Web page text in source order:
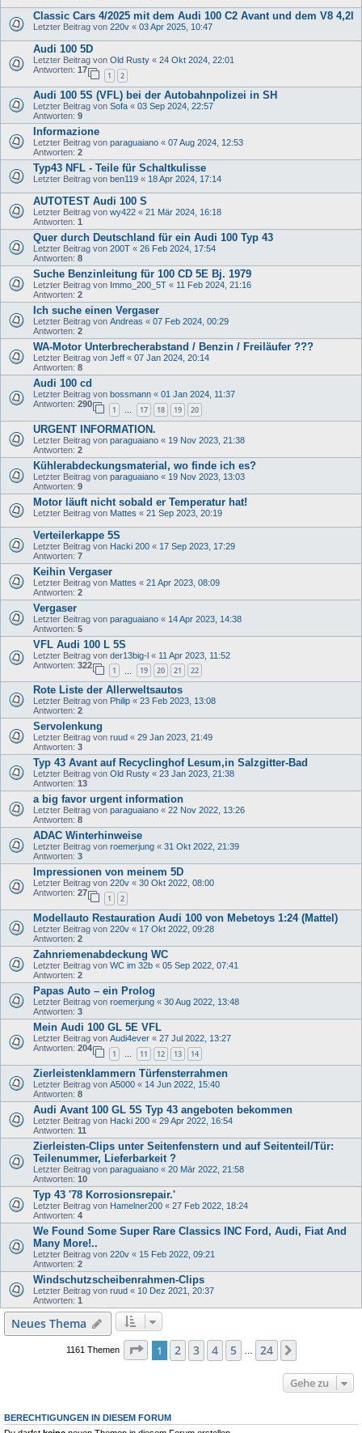
Classic Cars 4/2025 mit dem Audi 100 C2 Avant und dem V8 4,2l
Letzter Beitrag von 220v « 03 Apr 2025, 10:47
Audi 100 5D
Letzter Beitrag von Old Rusty « 24 Okt 2024, 22:01
Antworten: 17
1 2
Audi 100 5S (VFL) bei der Autobahnpolizei in SH
Letzter Beitrag von Sofa « 03 Sep 2024, 22:57
Antworten: 9
Informazione
Letzter Beitrag von paraguaiano « 07 Aug 2024, 12:53
Antworten: 2
Typ43 NFL - Teile für Schaltkulisse
Letzter Beitrag von ben119 « 18 Apr 2024, 17:14
AUTOTEST Audi 100 S
Letzter Beitrag von wy422 « 21 Mär 2024, 16:18
Antworten: 1
Quer durch Deutschland für ein Audi 100 Typ 43
Letzter Beitrag von 200T « 26 Feb 2024, 17:54
Antworten: 8
Suche Benzinleitung für 100 CD 5E Bj. 1979
Letzter Beitrag von Immo_200_5T « 11 Feb 2024, 21:16
Antworten: 2
Ich suche einen Vergaser
Letzter Beitrag von Andreas « 07 Feb 2024, 00:29
Antworten: 2
WA-Motor Unterbrecherabstand / Benzin / Freiläufer ???
Letzter Beitrag von Jeff « 07 Jan 2024, 20:14
Antworten: 8
Audi 100 cd
Letzter Beitrag von bossmann « 01 Jan 2024, 11:37
Antworten: 290
1 … 17 18 19 20
URGENT INFORMATION.
Letzter Beitrag von paraguaiano « 19 Nov 2023, 21:38
Antworten: 2
Kühlerabdeckungsmaterial, wo finde ich es?
Letzter Beitrag von paraguaiano « 19 Nov 2023, 13:03
Antworten: 9
Motor läuft nicht sobald er Temperatur hat!
Letzter Beitrag von Mattes « 21 Sep 2023, 20:19
Verteilerkappe 5S
Letzter Beitrag von Hacki 200 « 17 Sep 2023, 17:29
Antworten: 7
Keihin Vergaser
Letzter Beitrag von Mattes « 21 Apr 2023, 08:09
Antworten: 2
Vergaser
Letzter Beitrag von paraguaiano « 14 Apr 2023, 14:38
Antworten: 5
VFL Audi 100 L 5S
Letzter Beitrag von der13big-l « 11 Apr 2023, 11:52
Antworten: 322
1 19 20 21 22
Rote Liste der Allerweltsautos
Letzter Beitrag von Philip « 23 Feb 2023, 13:08
Antworten: 2
Servolenkung
Letzter Beitrag von ruud « 29 Jan 2023, 21:49
Antworten: 3
Typ 43 Avant auf Recyclinghof Lesum,in Salzgitter-Bad
Letzter Beitrag von Old Rusty « 23 Jan 2023, 21:38
Antworten: 13
a big favor urgent information
Letzter Beitrag von paraguaiano « 22 Nov 2022, 13:26
Antworten: 8
ADAC Winterhinweise
Letzter Beitrag von roemerjung « 31 Okt 2022, 21:39
Antworten: 3
Impressionen von meinem 5D
Letzter Beitrag von 220v « 30 Okt 2022, 08:00
Antworten: 27
1 2
Modellauto Restauration Audi 100 von Mebetoys 1:24 (Mattel)
Letzter Beitrag von 220v « 17 Okt 2022, 09:28
Antworten: 2
Zahnriemenabdeckung WC
Letzter Beitrag von WC im 32b « 05 Sep 2022, 07:41
Antworten: 2
Papas Auto – ein Prolog
Letzter Beitrag von roemerjung « 30 Aug 2022, 13:48
Antworten: 3
Mein Audi 100 GL 5E VFL
Letzter Beitrag von Audi4ever « 27 Jul 2022, 13:27
Antworten: 204
1 … 11 12 13 14
Zierleistenklammern Türfensterrahmen
Letzter Beitrag von A5000 « 14 Jun 2022, 15:40
Antworten: 8
Audi Avant 100 GL 5S Typ 43 angeboten bekommen
Letzter Beitrag von Hacki 200 « 29 Apr 2022, 16:54
Antworten: 11
Zierleisten-Clips unter Seitenfenstern und auf Seitenteil/Tür:
Teilenummer, Lieferbarkeit ?
Letzter Beitrag von paraguaiano « 20 Mär 2022, 21:58
Antworten: 10
Typ 43 '78 Korrosionsrepair.'
Letzter Beitrag von Hamelner200 « 27 Feb 2022, 18:24
Antworten: 4
We Found Some Super Rare Classics INC Ford, Audi, Fiat And
Many More!..
Letzter Beitrag von 220v « 15 Feb 2022, 09:21
Antworten: 2
Windschutzscheibenrahmen-Clips
Letzter Beitrag von ruud « 10 Dez 2021, 20:37
Antworten: 1
Neues Thema
1161 Themen Seite 1von 24
1 2 3 4 5 24
Gehe zu
BERECHTIGUNGEN IN DIESEM FORUM